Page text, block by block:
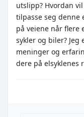
utslipp? Hvordan
tilpasse seg denne
på veiene når flere
sykler og biler?
meninger og
dere på elsyklenes